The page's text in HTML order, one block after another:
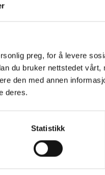
preg, for å levere
du bruker nettstedet vårt,
den med annen
deres.
Statistikk
isolert
fjerne beskyttelsen før